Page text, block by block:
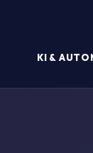
KI &